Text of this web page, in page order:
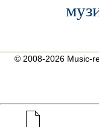
© 2008-2026 Music-